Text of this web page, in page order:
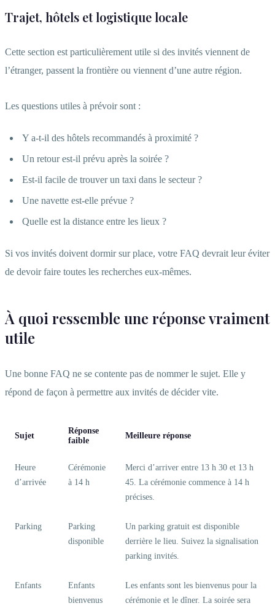
Trajet, hôtels et logistique locale
Cette section est particulièrement utile si des invités viennent de
l’étranger, passent la frontière ou viennent d’une autre région.
Les questions utiles à prévoir sont :
Y a-t-il des hôtels recommandés à proximité ?
Un retour est-il prévu après la soirée ?
Est-il facile de trouver un taxi dans le secteur ?
Une navette est-elle prévue ?
Quelle est la distance entre les lieux ?
Si vos invités doivent dormir sur place, votre FAQ devrait leur éviter
de devoir faire toutes les recherches eux-mêmes.
À quoi ressemble une réponse vraiment
utile
Une bonne FAQ ne se contente pas de nommer le sujet. Elle y
répond de façon à permettre aux invités de décider vite.
Sujet
Réponse
faible
Meilleure réponse
Heure
d’arrivée
Cérémonie
à 14 h
Merci d’arriver entre 13 h 30 et 13 h
45. La cérémonie commence à 14 h
précises.
Parking
Parking
disponible
Un parking gratuit est disponible
derrière le lieu. Suivez la signalisation
parking invités.
Enfants
Enfants
bienvenus
Les enfants sont les bienvenus pour la
cérémonie et le dîner. La soirée sera